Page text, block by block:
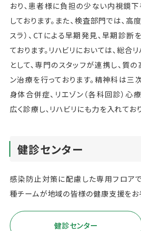
おり、患者様に負担の少ない内視鏡
しております。また、検査部門では、高
スラ）、CTによる早期発見、早期診断
ております。リハビリにおいては、総合
として、専門のスタッフが連携し、質
ン治療を行っております。精神科は三
身体合併症、リエゾン（各科回診）心
広く診療し、リハビリにも力を入れてお
健診センター
感染防止対策に配慮した専用フロア
種チームが地域の皆様の健康支援をお
健診センター